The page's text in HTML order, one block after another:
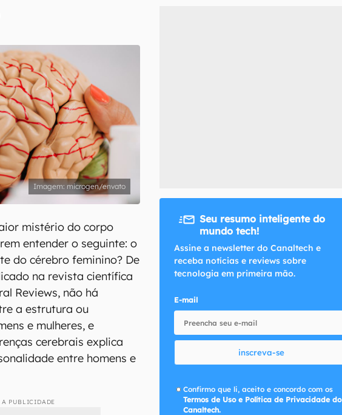
com os Termos de Uso e Política de Privacidade do Canaltech.
microgen/envato
mistério do corpo
entender o seguinte: o
do cérebro feminino? De
na revista científica
Reviews, não há
a estrutura ou
e mulheres, e
cerebrais explica
entre homens e
PUBLICIDADE
Seu resumo inteligente do
mundo tech!
Assine a newsletter do Canaltech e
receba notícias e reviews sobre
tecnologia em primeira mão.
E-mail
inscreva-se
Confirmo que li, aceito e concordo com os
Termos de Uso e Política de Privacidade do
Canaltech.